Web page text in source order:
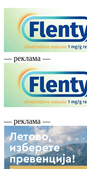
— реклама —
— реклама —